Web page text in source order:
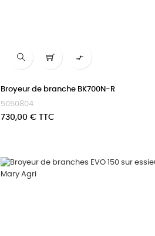

Broyeur de branche BK700N-R
5050804
Prix
730,00 € TTC